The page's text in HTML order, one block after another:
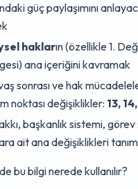
güç paylaşımını
hakların (özellikle 1.
ana içeriğini kavramak
sonrası ve hak
noktası değişiklikler: 13,
başkanlık sistemi,
ait ana değişiklikleri
bu bilgi nerede kullanılır?